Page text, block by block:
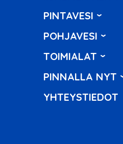
PINTAVESI
POHJAVESI
TOIMIALAT
PINNALLA NYT
YHTEYSTIEDOT